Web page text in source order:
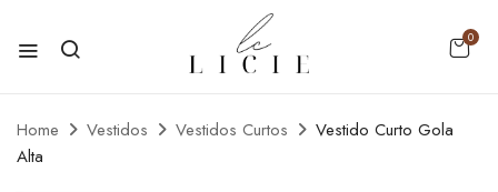
0
Home Vestidos Vestidos Curtos
Vestido Curto Gola
Alta